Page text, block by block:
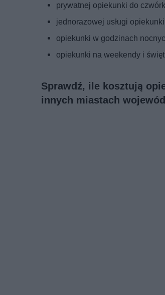
prywatnej opiekunki do
jednorazowej usługi opiekunki
opiekunki w godzinach
opiekunki na weekendy i
Sprawdź, ile kosztują
innych miastach